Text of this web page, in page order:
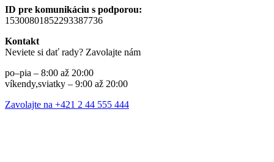
ID pre komunikáciu s podporou:
15300801852293387736
Kontakt
Neviete si dať rady? Zavolajte nám
po–pia – 8:00 až 20:00
víkendy,sviatky – 9:00 až 20:00
Zavolajte na +421 2 44 555 444